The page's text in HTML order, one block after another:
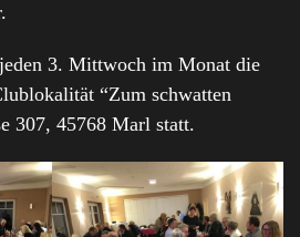
3. Mittwoch im Monat die
“Zum schwatten
307, 45768 Marl statt.